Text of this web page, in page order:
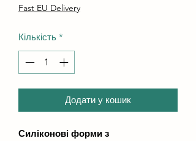
Fast EU Delivery
Кількість *
Додати у кошик
Силіконові форми з